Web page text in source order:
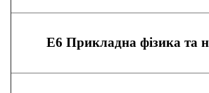
Е6 Прикладна фізика та